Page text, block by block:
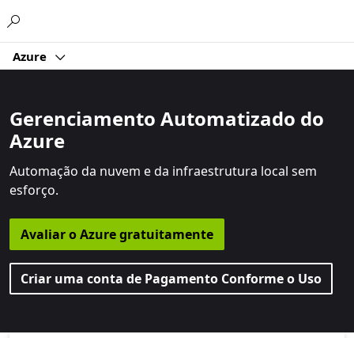
Azure
Gerenciamento Automatizado do
Azure
Automação da nuvem e da infraestrutura local sem
esforço.
Avaliar o Azure gratuitamente
Criar uma conta de Pagamento Conforme o Uso